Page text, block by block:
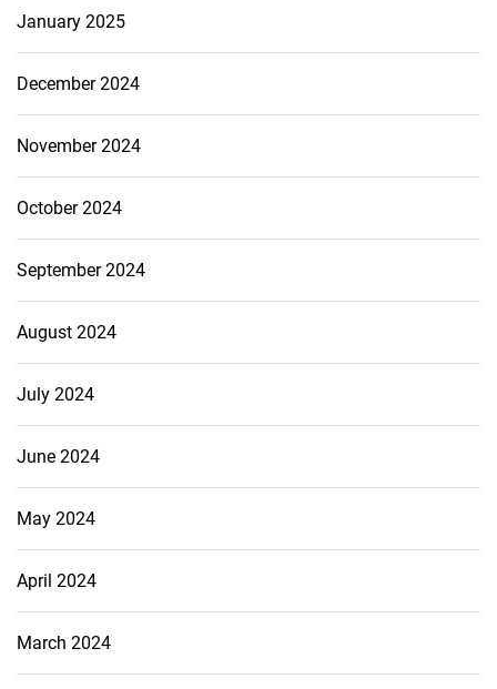
January 2025
December 2024
November 2024
October 2024
September 2024
August 2024
July 2024
June 2024
May 2024
April 2024
March 2024